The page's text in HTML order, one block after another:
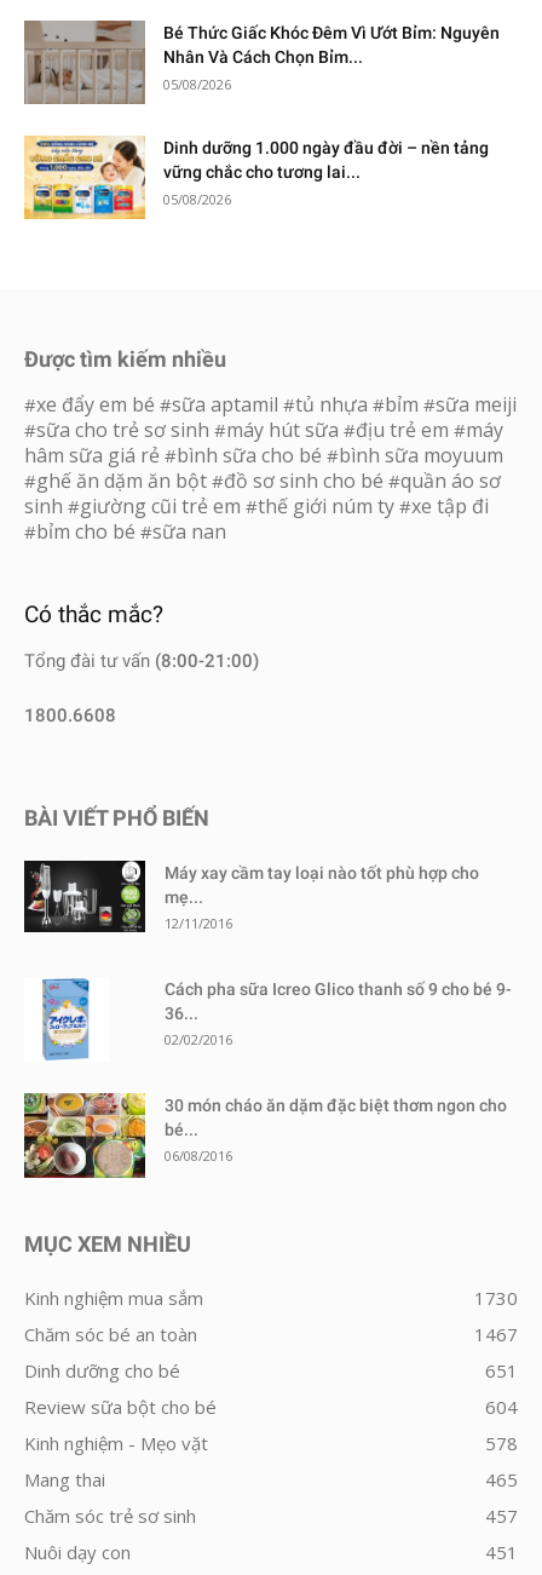
Bé Thức Giấc Khóc Đêm Vì Ướt Bỉm: Nguyên
Nhân Và Cách Chọn Bỉm...
05/08/2026
Dinh dưỡng 1.000 ngày đầu đời – nền tảng
vững chắc cho tương lai...
05/08/2026
Được tìm kiếm nhiều
#xe đẩy em bé #sữa aptamil #tủ nhựa #bỉm #sữa meiji
#sữa cho trẻ sơ sinh #máy hút sữa #địu trẻ em #máy
hâm sữa giá rẻ #bình sữa cho bé #bình sữa moyuum
#ghế ăn dặm ăn bột #đồ sơ sinh cho bé #quần áo sơ
sinh #giường cũi trẻ em #thế giới núm ty #xe tập đi
#bỉm cho bé #sữa nan
Có thắc mắc?
Tổng đài tư vấn (8:00-21:00)
1800.6608
BÀI VIẾT PHỔ BIẾN
Máy xay cầm tay loại nào tốt phù hợp cho
mẹ...
12/11/2016
Cách pha sữa Icreo Glico thanh số 9 cho bé 9-
36...
02/02/2016
30 món cháo ăn dặm đặc biệt thơm ngon cho
bé...
06/08/2016
MỤC XEM NHIỀU
Kinh nghiệm mua sắm
1730
Chăm sóc bé an toàn
1467
Dinh dưỡng cho bé
651
Review sữa bột cho bé
604
Kinh nghiệm - Mẹo vặt
578
Mang thai
465
Chăm sóc trẻ sơ sinh
457
Nuôi dạy con
451